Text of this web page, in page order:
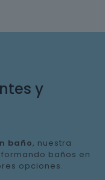
y
baño, nuestra
baños en
opciones.